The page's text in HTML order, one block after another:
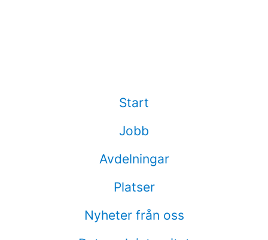
Start
Jobb
Avdelningar
Platser
Nyheter från oss